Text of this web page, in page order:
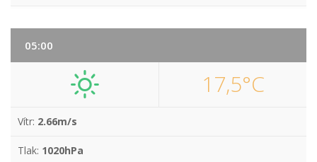
05:00
17,5°C
Vítr: 2.66m/s
Tlak: 1020hPa